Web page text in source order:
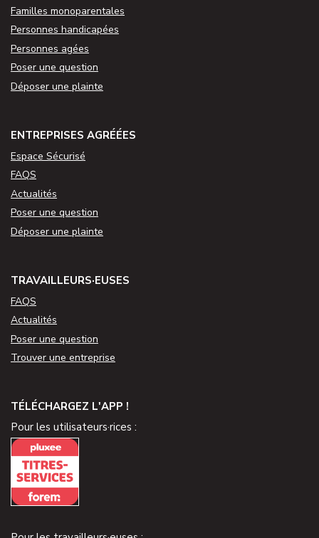
Familles monoparentales
Personnes handicapées
Personnes agées
Poser une question
Déposer une plainte
ENTREPRISES AGRÉÉES
Espace Sécurisé
FAQS
Actualités
Poser une question
Déposer une plainte
TRAVAILLEURS·EUSES
FAQS
Actualités
Poser une question
Trouver une entreprise
TÉLÉCHARGEZ L'APP !
Pour les utilisateurs·rices :